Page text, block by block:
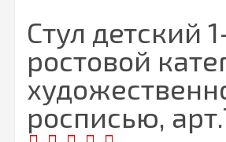
Стул детский
ростовой
росписью,